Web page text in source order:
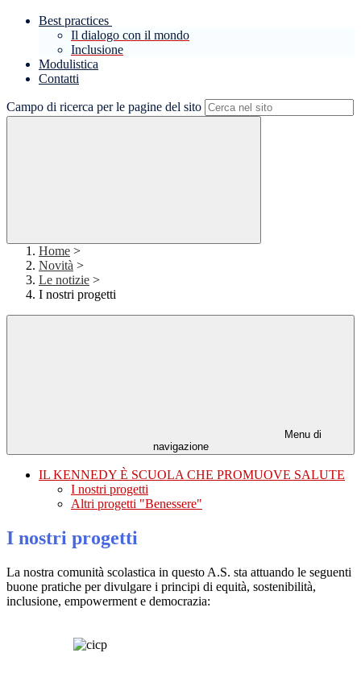
Best practices
Il dialogo con il mondo
Inclusione
Modulistica
Contatti
Campo di ricerca per le pagine del sito
Home >
Novità >
Le notizie >
I nostri progetti
Menu di
navigazione
IL KENNEDY È SCUOLA CHE PROMUOVE SALUTE
I nostri progetti
Altri progetti "Benessere"
I nostri progetti
La nostra comunità scolastica in questo A.S. sta attuando le seguenti
buone pratiche per divulgare i principi di equità, sostenibilità,
inclusione, empowerment e democrazia: